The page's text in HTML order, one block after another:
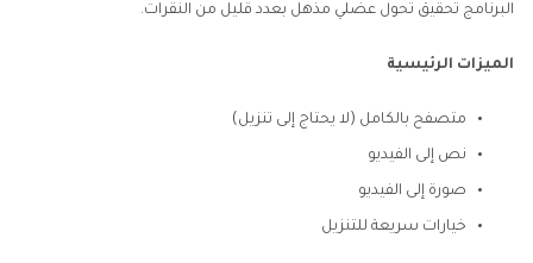
البرنامج تحقيق تحول عضلي مذهل بعدد قليل من النقرات.
الميزات الرئيسية
متصفح بالكامل (لا يحتاج إلى تنزيل)
نص إلى الفيديو
صورة إلى الفيديو
خيارات سريعة للتنزيل